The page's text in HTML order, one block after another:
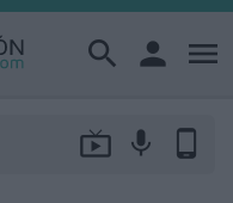
search person menu
live_tv mic phone_android